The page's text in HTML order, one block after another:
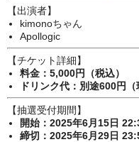
【出演者】
kimonoちゃん
Apollogic
【チケット詳細】
料金：5,000円（税込）
ドリンク代：別途600円
【抽選受付期間】
開始：2025年6月15日
締切：2025年6月29日